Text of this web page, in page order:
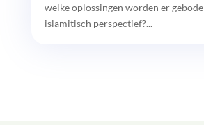
welke oplossingen worden er
islamitisch perspectief?...